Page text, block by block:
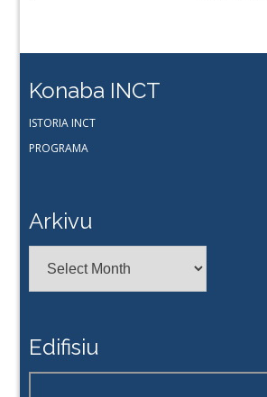
Konaba INCT
ISTORIA INCT
PROGRAMA
Arkivu
Edifisiu